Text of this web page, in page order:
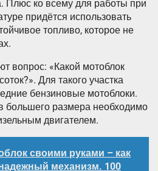
Плюс ко всему для работы при
придётся использовать
топливо, которое не
вопрос: «Какой мотоблок
Для такого участка
бензиновые мотоблоки.
большего размера необходимо
двигателем.
своими руками – как
механизм. 100